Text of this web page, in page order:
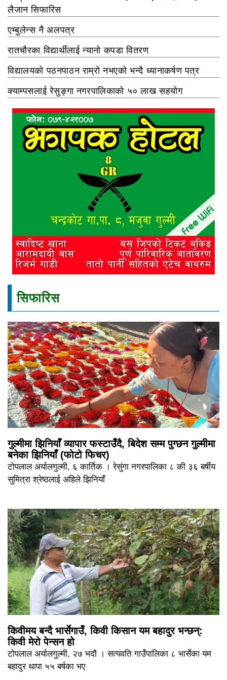
लैजान सिफारिस
एम्बुलेन्स नै अलपत्र
रातचौरका विद्यार्थीलाई न्यानो कपडा वितरण
विद्यालयको पठनपाठन राम्रो नभएको भन्दै ध्यानाकर्षण पत्र
क्याम्पसलाई रेसुङ्गा नगरपालिकाको ५० लाख सहयोग
सिफारिस
गुल्मीमा झिनियाँ व्यापार फस्टाउँदै, बिदेश सम्म पुग्छन गुल्मीमा
बनेका झिनियाँ (फोटो फिचर)
टोपलाल अर्यालगुल्मी, ६ कार्तिक । रेसुंगा नगरपालिका ८ की ३६ बर्षीय
सुमित्रा श्रेष्ठलाई अहिले झिनियाँ
किवीमय बन्दै भार्सेगाउँ, किवी किसान यम बहादुर भन्छन्:
किवी मेरो पेन्सन हो
टोपलाल अर्यालगुल्मी, २७ भदौ । सत्यवति गाउँपालिका ८ भार्सेका यम
बहादुर थापा ५५ बर्षका भए